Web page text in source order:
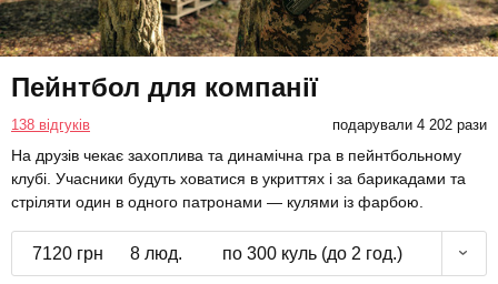
Пейнтбол для компанії
138 відгуків подарували 4 202 рази
На друзів чекає захоплива та динамічна гра в пейнтбольному
клубі. Учасники будуть ховатися в укриттях і за барикадами та
стріляти один в одного патронами — кулями із фарбою.
7120 грн 8 люд. по 300 куль (до 2 год.)